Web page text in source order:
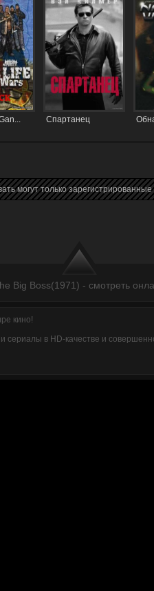
Big Boss(1971) - смотреть
Спартанец
могут только
кино!
в HD-качестве и